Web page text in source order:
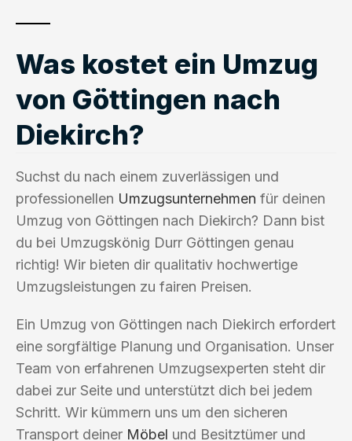
Was kostet ein Umzug
von Göttingen nach
Diekirch?
Suchst du nach einem zuverlässigen und
professionellen Umzugsunternehmen für deinen
Umzug von Göttingen nach Diekirch? Dann bist
du bei Umzugskönig Durr Göttingen genau
richtig! Wir bieten dir qualitativ hochwertige
Umzugsleistungen zu fairen Preisen.
Ein Umzug von Göttingen nach Diekirch erfordert
eine sorgfältige Planung und Organisation. Unser
Team von erfahrenen Umzugsexperten steht dir
dabei zur Seite und unterstützt dich bei jedem
Schritt. Wir kümmern uns um den sicheren
Transport deiner Möbel und Besitztümer und